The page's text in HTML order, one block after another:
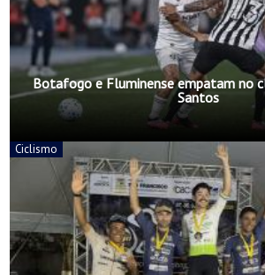
Botafogo e Fluminense empatam no
Santos
Ciclismo